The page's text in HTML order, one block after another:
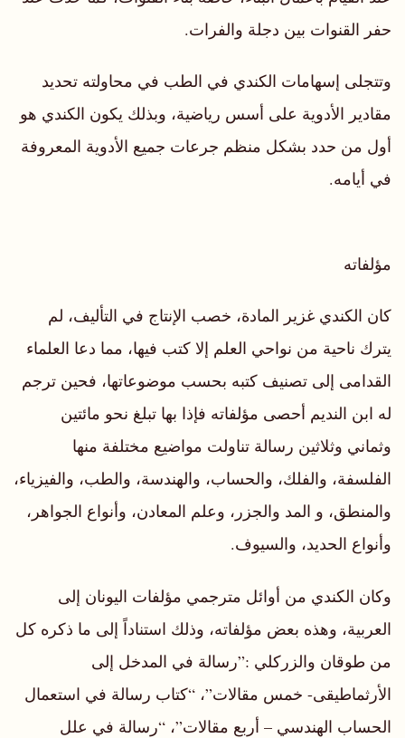
حفر القنوات بين دجلة والفرات.
وتتجلى إسهامات الكندي في الطب في محاولته تحديد
مقادير الأدوية على أسس رياضية، وبذلك يكون الكندي هو
أول من حدد بشكل منظم جرعات جميع الأدوية المعروفة
في أيامه.
مؤلفاته
كان الكندي غزير المادة، خصب الإنتاج في التأليف، لم
يترك ناحية من نواحي العلم إلا كتب فيها، مما دعا العلماء
القدامى إلى تصنيف كتبه بحسب موضوعاتها، فحين ترجم
له ابن النديم أحصى مؤلفاته فإذا بها تبلغ نحو مائتين
وثماني وثلاثين رسالة تناولت مواضيع مختلفة منها
الفلسفة، والفلك، والحساب، والهندسة، والطب، والفيزياء،
والمنطق، و المد والجزر، وعلم المعادن، وأنواع الجواهر،
وأنواع الحديد، والسيوف.
وكان الكندي من أوائل مترجمي مؤلفات اليونان إلى
العربية، وهذه بعض مؤلفاته، وذلك استناداً إلى ما ذكره كل
من طوقان والزركلي :”رسالة في المدخل إلى
الأرثماطيقى- خمس مقالات”، “كتاب رسالة في استعمال
الحساب الهندسي – أربع مقالات”، “رسالة في علل